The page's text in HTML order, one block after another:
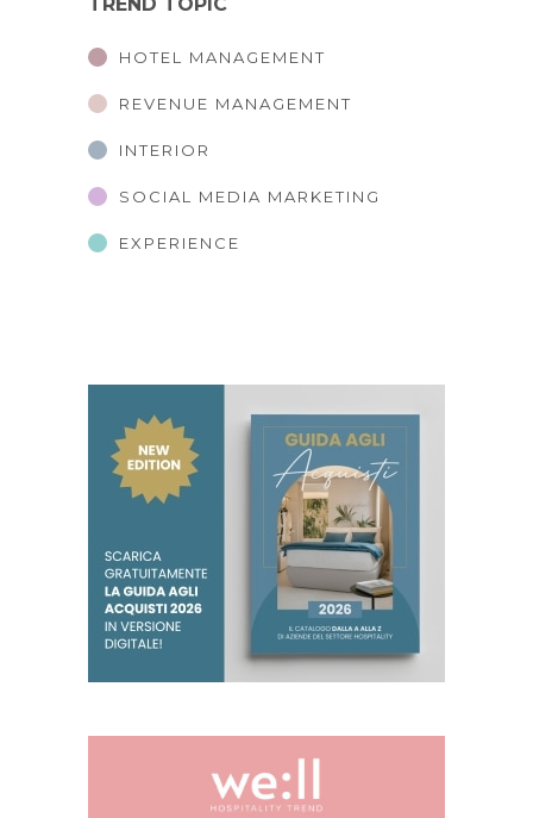
HOTEL MANAGEMENT
REVENUE MANAGEMENT
INTERIOR
SOCIAL MEDIA MARKETING
EXPERIENCE